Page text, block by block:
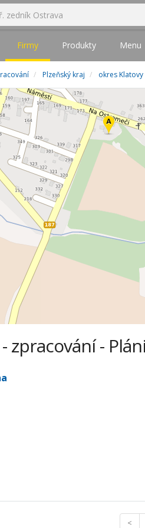
Firmy Produkty Menu
Plzeňský kraj okres Klatovy
zpracování -
<